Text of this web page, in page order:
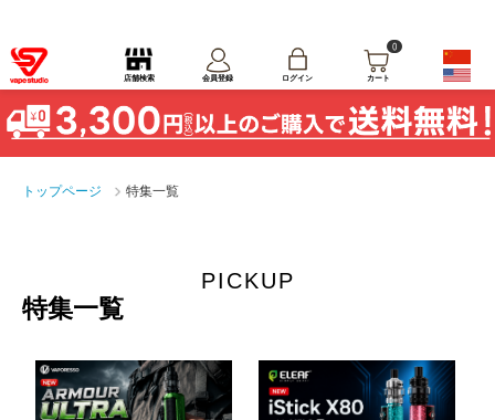
店舗検索 会員登録 ログイン
0
カート
トップページ 特集一覧
PICKUP
特集一覧